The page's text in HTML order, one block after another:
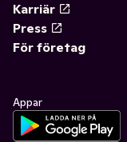
Karriär
Press
För företag
Appar